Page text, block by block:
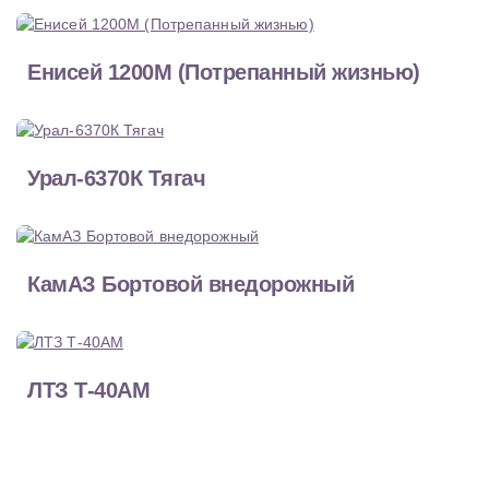
Енисей 1200М (Потрепанный жизнью)
Урал-6370К Тягач
КамАЗ Бортовой внедорожный
ЛТЗ Т-40АМ